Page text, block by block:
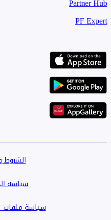
Partner Hub
PF Expert
الشروط
سياسة
سياسة ملفات